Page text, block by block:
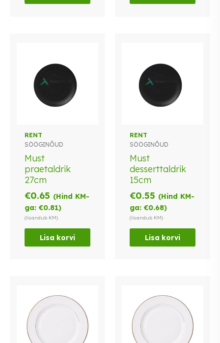
RENT
SÖÖGINÕUD
Must
praetaldrik
27cm
€0.65 (Hind KM-
ga:€0.81)
(lisandub KM)
Lisa korvi
RENT
SÖÖGINÕUD
Must
desserttaldrik
15cm
€0.55 (Hind KM-
ga:€0.68)
(lisandub KM)
Lisa korvi